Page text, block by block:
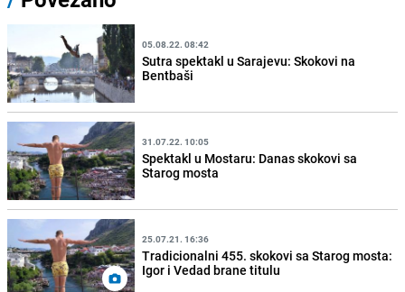
05.08.22. 08:42
Sutra spektakl u Sarajevu: Skokovi na
Bentbaši
31.07.22. 10:05
Spektakl u Mostaru: Danas skokovi sa
Starog mosta
25.07.21. 16:36
Tradicionalni 455. skokovi sa Starog mosta:
Igor i Vedad brane titulu